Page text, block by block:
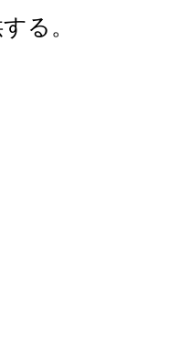
る。